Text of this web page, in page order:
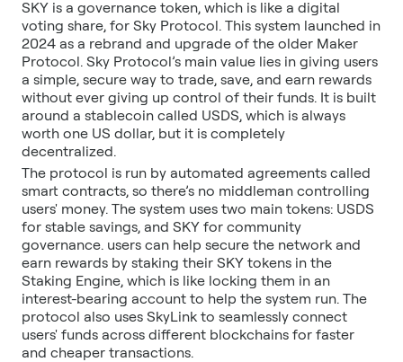
SKY is a governance token, which is like a digital
voting share, for Sky Protocol. This system launched in
2024 as a rebrand and upgrade of the older Maker
Protocol. Sky Protocol’s main value lies in giving users
a simple, secure way to trade, save, and earn rewards
without ever giving up control of their funds. It is built
around a stablecoin called USDS, which is always
worth one US dollar, but it is completely
decentralized.
The protocol is run by automated agreements called
smart contracts, so there’s no middleman controlling
users' money. The system uses two main tokens: USDS
for stable savings, and SKY for community
governance. users can help secure the network and
earn rewards by staking their SKY tokens in the
Staking Engine, which is like locking them in an
interest-bearing account to help the system run. The
protocol also uses SkyLink to seamlessly connect
users' funds across different blockchains for faster
and cheaper transactions.